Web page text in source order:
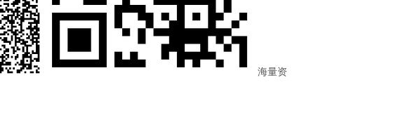
海量资